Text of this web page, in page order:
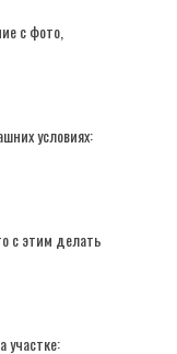
с фото,
условиях:
с этим делать
участке: